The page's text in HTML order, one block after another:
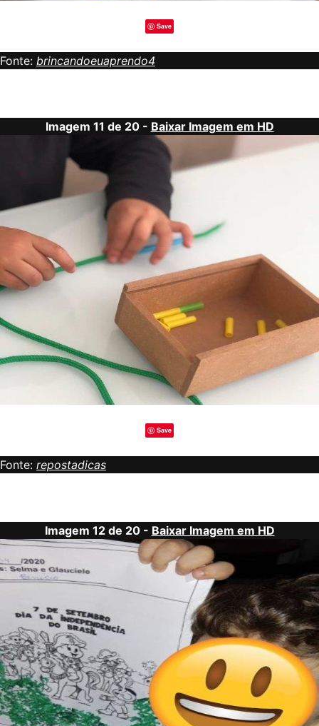
Save
Fonte: brincandoeuaprendo4
Imagem 11 de 20 - Baixar Imagem em HD
Save
Fonte: repostadicas
Imagem 12 de 20 - Baixar Imagem em HD